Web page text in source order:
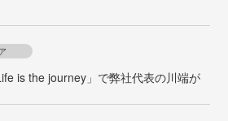
is the journey」で弊社代表の川端が